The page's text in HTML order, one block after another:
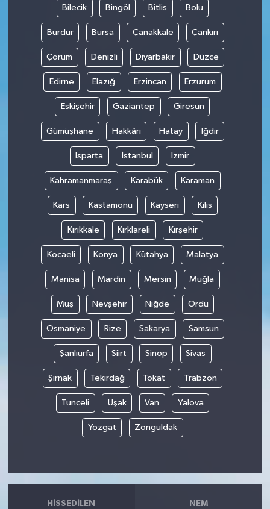
Bilecik Bingöl Bitlis Bolu
Burdur Bursa Çanakkale Çankırı
Çorum Denizli Diyarbakır Düzce
Edirne Elazığ Erzincan Erzurum
Eskişehir Gaziantep Giresun
Gümüşhane Hakkâri Hatay Iğdır
Isparta İstanbul İzmir
Kahramanmaraş Karabük Karaman
Kars Kastamonu Kayseri Kilis
Kırıkkale Kırklareli Kırşehir
Kocaeli Konya Kütahya Malatya
Manisa Mardin Mersin Muğla
Muş Nevşehir Niğde Ordu
Osmaniye Rize Sakarya Samsun
Şanlıurfa Siirt Sinop Sivas
Şırnak Tekirdağ Tokat Trabzon
Tunceli Uşak Van Yalova
Yozgat Zonguldak
HISSEDILEN NEM